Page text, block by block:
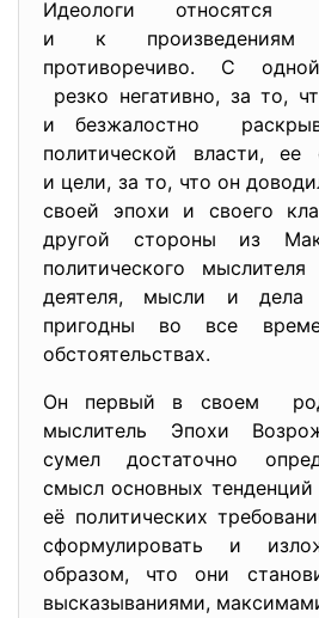
Идеологи
и к
противоречиво. С
резко негативно, за то,
и безжалостно
политической власти, ее
и цели, за то, что он
своей эпохи и своего
другой стороны из
политического
деятеля, мысли и дела
пригодны во все
обстоятельствах.
Он первый в своем
мыслитель Эпохи
сумел достаточно
смысл основных
её политических
сформулировать и
образом, что они
высказываниями,